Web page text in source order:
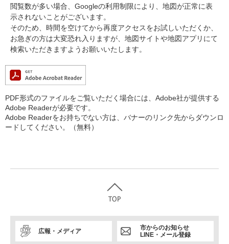
閲覧数が多い場合、Googleの利用制限により、地図が正常に表
示されないことがございます。
そのため、時間を空けてから再度アクセスをお試しいただくか、
お急ぎの方は大変恐れ入りますが、地図サイトや地図アプリにて
検索いただきますようお願いいたします。
PDF形式のファイルをご覧いただく場合には、Adobe社が提供する
Adobe Readerが必要です。
Adobe Readerをお持ちでない方は、バナーのリンク先からダウンロ
ードしてください。（無料）
広報・メディア
市からのお知らせ
LINE・メール登録